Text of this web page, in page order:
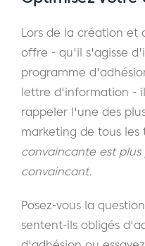
Lors de la création et
offre - qu'il s'agisse
programme
lettre d'information -
rappeler l'une des
marketing de tous les
convaincante est
convaincant.
Posez-vous la
sentent-ils obligés